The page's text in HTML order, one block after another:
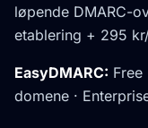
løpende DMARC-
etablering + 295
EasyDMARC:
domene ·